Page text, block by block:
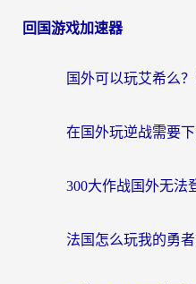
回国游戏加速器